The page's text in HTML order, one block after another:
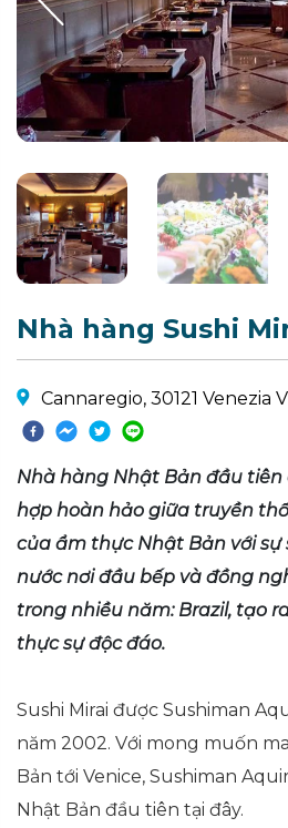
Nhà hàng Sushi
Cannaregio, 30121 Venezia
Nhà hàng Nhật Bản đầu
hợp hoàn hảo giữa truyền
của ẩm thực Nhật Bản với
nước nơi đầu bếp và đồng
trong nhiều năm: Brazil, tạo
thực sự độc đáo.
Sushi Mirai được Sushiman
năm 2002. Với mong muốn
Bản tới Venice, Sushiman
Nhật Bản đầu tiên tại đây.